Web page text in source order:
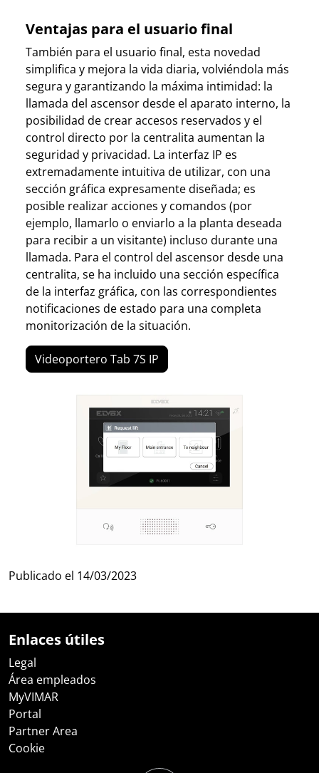
Ventajas para el usuario final
También para el usuario final, esta novedad
simplifica y mejora la vida diaria, volviéndola más
segura y garantizando la máxima intimidad: la
llamada del ascensor desde el aparato interno, la
posibilidad de crear accesos reservados y el
control directo por la centralita aumentan la
seguridad y privacidad. La interfaz IP es
extremadamente intuitiva de utilizar, con una
sección gráfica expresamente diseñada; es
posible realizar acciones y comandos (por
ejemplo, llamarlo o enviarlo a la planta deseada
para recibir a un visitante) incluso durante una
llamada. Para el control del ascensor desde una
centralita, se ha incluido una sección específica
de la interfaz gráfica, con las correspondientes
notificaciones de estado para una completa
monitorización de la situación.
Videoportero Tab 7S IP
Publicado el 14/03/2023
Enlaces útiles
Legal
Área empleados
MyVIMAR
Portal
Partner Area
Cookie